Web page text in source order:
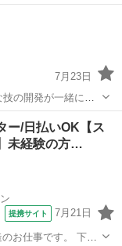
も大丈夫です。 営利
リーナの駐車代、
7月23日
の開発が一緒にで
ション、崩しなど
歓迎しますので、
ー/日払いOK【ス
未経験の方…
提携サイト 7月21日
お仕事です。 下記